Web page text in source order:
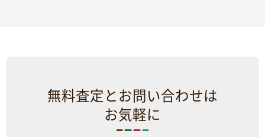
無料査定とお問い合わせは
お気軽に